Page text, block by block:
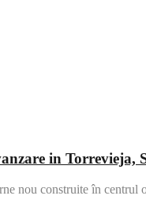
in Torrevieja,
nou construite în centrul